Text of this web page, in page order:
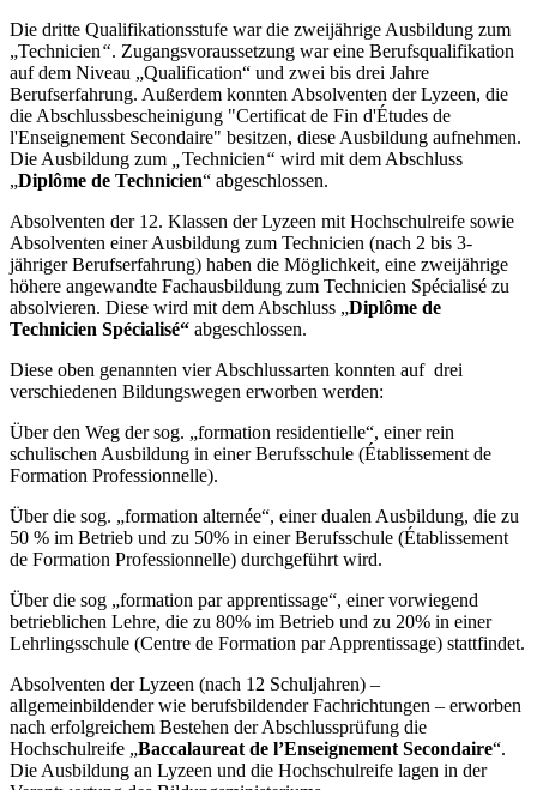
Die dritte Qualifikationsstufe war die zweijährige Ausbildung zum
„Technicien“. Zugangsvoraussetzung war eine Berufsqualifikation
auf dem Niveau „Qualification“ und zwei bis drei Jahre
Berufserfahrung. Außerdem konnten Absolventen der Lyzeen, die
die Abschlussbescheinigung "Certificat de Fin d'Études de
l'Enseignement Secondaire" besitzen, diese Ausbildung aufnehmen.
Die Ausbildung zum
Technicien“ wird mit dem Abschluss
„Diplôme de Technicien“ abgeschlossen.
Absolventen der 12. Klassen der Lyzeen mit Hochschulreife sowie
Absolventen einer Ausbildung zum Technicien (nach 2 bis 3-
jähriger Berufserfahrung) haben die Möglichkeit, eine zweijährige
höhere angewandte Fachausbildung zum Technicien Spécialisé zu
absolvieren. Diese wird mit dem Abschluss „Diplôme de
Technicien Spécialisé“ abgeschlossen.
Diese oben genannten vier Abschlussarten konnten auf drei
verschiedenen Bildungswegen erworben werden:
Über den Weg der sog. „formation residentielle“, einer rein
schulischen Ausbildung in einer Berufsschule (Établissement de
Formation Professionnelle).
Über die sog. „formation alternée“, einer dualen Ausbildung, die zu
50 % im Betrieb und zu 50% in einer Berufsschule (Établissement
de Formation Professionnelle) durchgeführt wird.
Über die sog „formation par apprentissage“, einer vorwiegend
betrieblichen Lehre, die zu 80% im Betrieb und zu 20% in einer
Lehrlingsschule (Centre de Formation par Apprentissage) stattfindet.
Absolventen der Lyzeen (nach 12 Schuljahren) –
allgemeinbildender wie berufsbildender Fachrichtungen – erworben
nach erfolgreichem Bestehen der Abschlussprüfung die
Hochschulreife „Baccalaureat de l’Enseignement Secondaire“.
Die Ausbildung an Lyzeen und die Hochschulreife lagen in der